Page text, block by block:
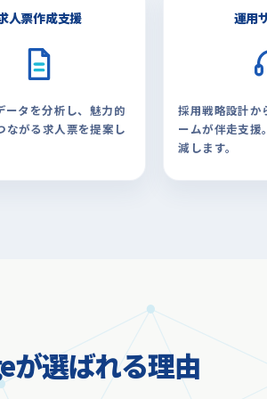
人票作成支援
ータを分析し、魅力的
ながる求人票を提案し
運用
採用戦略設計か
ームが伴走支援
減します。
選ばれる理由